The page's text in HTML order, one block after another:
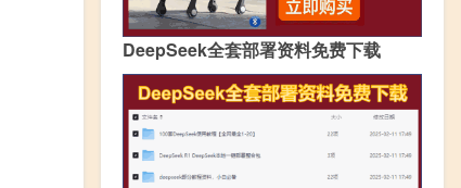
DeepSeek全套部署资料免费下载